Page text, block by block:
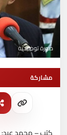
صورة توضيحية
مشاركة